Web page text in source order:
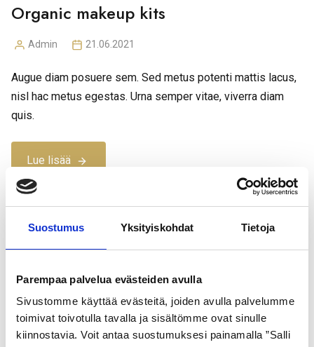
Suostumus Yksityiskohdat Tietoja
Parempaa palvelua evästeiden avulla
Sivustomme käyttää evästeitä, joiden avulla palvelumme
toimivat toivotulla tavalla ja sisältömme ovat sinulle
kiinnostavia. Voit antaa suostumuksesi painamalla ”Salli
Organic makeup kits
Posted
Admin 21.06.2021
Augue diam posuere sem. Sed metus potenti mattis lacus,
nisl hac metus egestas. Urna semper vitae, viverra diam
quis.
Lue lisää
FASHIONNEWS
Fashionable glasses with huge
discount
Posted
Admin 21.06.2021